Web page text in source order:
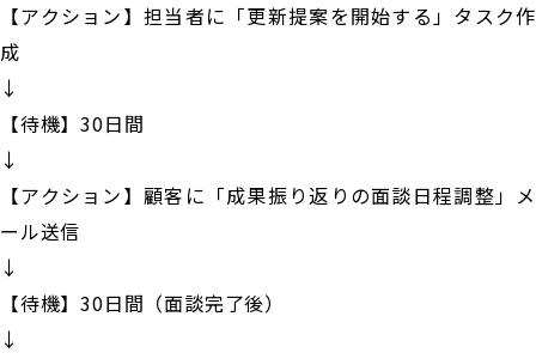
【アクション】担当者に「更新提案を開始する」タスク作
成
↓
【待機】30日間
↓
【アクション】顧客に「成果振り返りの面談日程調整」メ
ール送信
↓
【待機】30日間（面談完了後）
↓